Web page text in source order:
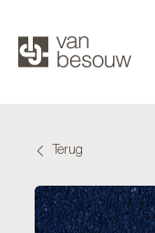
Terug